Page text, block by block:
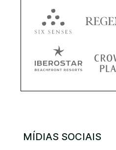
MÍDIAS SOCIAIS